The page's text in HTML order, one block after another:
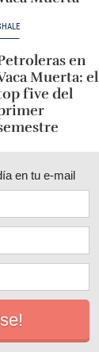
en
Muerta: el
five del
en tu e-mail